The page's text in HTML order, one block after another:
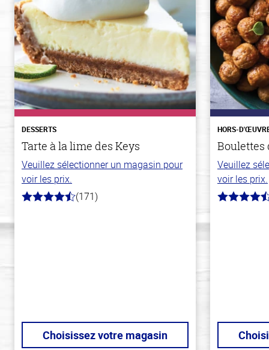
DESSERTS
Tarte à la lime des Keys
Veuillez sélectionner un magasin pour
voir les prix.
4.8
(171)
Choisissez votre magasin
HORS-
Boulettes
Veuillez
voir les prix.
4.6